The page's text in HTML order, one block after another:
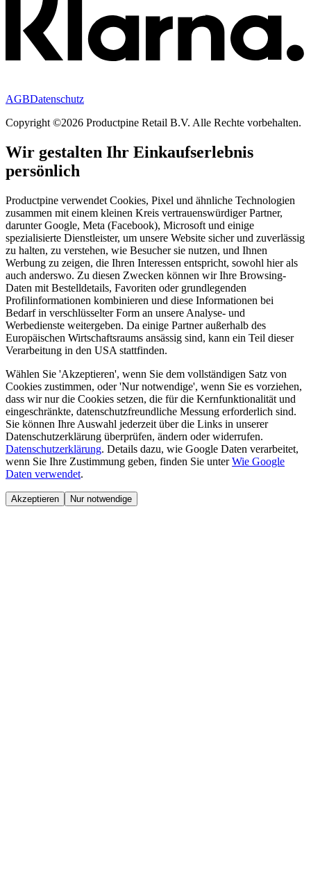
AGBDatenschutz
Copyright ©2026 Productpine Retail B.V. Alle Rechte vorbehalten.
Wir gestalten Ihr Einkaufserlebnis
persönlich
Productpine verwendet Cookies, Pixel und ähnliche Technologien
zusammen mit einem kleinen Kreis vertrauenswürdiger Partner,
darunter Google, Meta (Facebook), Microsoft und einige
spezialisierte Dienstleister, um unsere Website sicher und zuverlässig
zu halten, zu verstehen, wie Besucher sie nutzen, und Ihnen
Werbung zu zeigen, die Ihren Interessen entspricht, sowohl hier als
auch anderswo. Zu diesen Zwecken können wir Ihre Browsing-
Daten mit Bestelldetails, Favoriten oder grundlegenden
Profilinformationen kombinieren und diese Informationen bei
Bedarf in verschlüsselter Form an unsere Analyse- und
Werbedienste weitergeben. Da einige Partner außerhalb des
Europäischen Wirtschaftsraums ansässig sind, kann ein Teil dieser
Verarbeitung in den USA stattfinden.
Wählen Sie 'Akzeptieren', wenn Sie dem vollständigen Satz von
Cookies zustimmen, oder 'Nur notwendige', wenn Sie es vorziehen,
dass wir nur die Cookies setzen, die für die Kernfunktionalität und
eingeschränkte, datenschutzfreundliche Messung erforderlich sind.
Sie können Ihre Auswahl jederzeit über die Links in unserer
Datenschutzerklärung überprüfen, ändern oder widerrufen.
Datenschutzerklärung. Details dazu, wie Google Daten verarbeitet,
wenn Sie Ihre Zustimmung geben, finden Sie unter Wie Google
Daten verwendet.
Akzeptieren Nur notwendige